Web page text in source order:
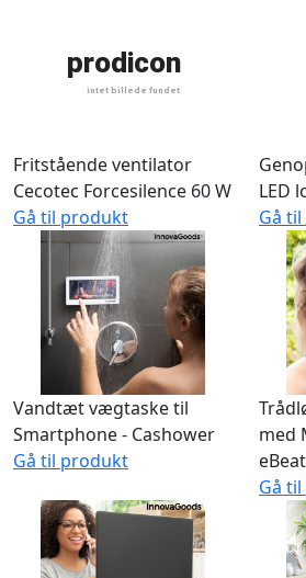
Fritstående ventilator
Cecotec Forcesilence 60 W
Gå til produkt
LED
Gå
Vandtæt vægtaske til
Smartphone - Cashower
Gå til produkt
med
Gå